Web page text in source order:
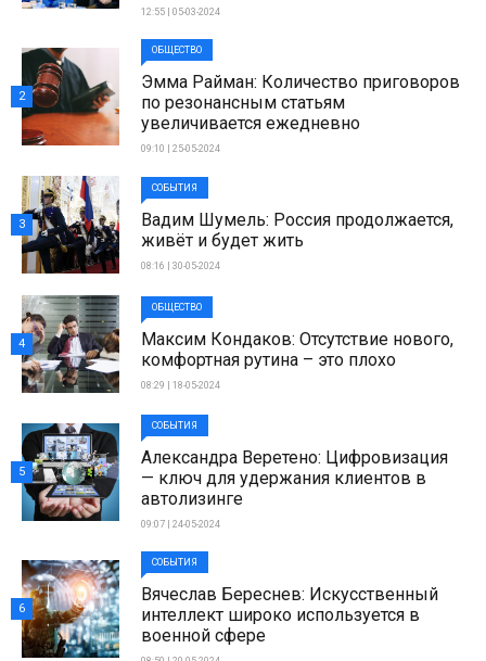
12:55 | 05-03-2024
ОБЩЕСТВО
Эмма Райман: Количество приговоров
по резонансным статьям
увеличивается ежедневно
09:10 | 25-05-2024
2
СОБЫТИЯ
Вадим Шумель: Россия продолжается,
живёт и будет жить
08:16 | 30-05-2024
3
ОБЩЕСТВО
Максим Кондаков: Отсутствие нового,
комфортная рутина – это плохо
08:29 | 18-05-2024
4
СОБЫТИЯ
Александра Веретено: Цифровизация
— ключ для удержания клиентов в
автолизинге
09:07 | 24-05-2024
5
СОБЫТИЯ
Вячеслав Береснев: Искусственный
интеллект широко используется в
военной сфере
6